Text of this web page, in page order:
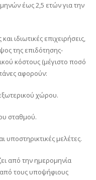
έως 2,5 ετών για την
ιδιωτικές επιχειρήσεις,
της επιδότησης-
κόστους (μέγιστο ποσό
αφορούν:
χώρου.
σταθμού.
υποστηρικτικές μελέτες.
από την ημερομηνία
τους υποψήφιους